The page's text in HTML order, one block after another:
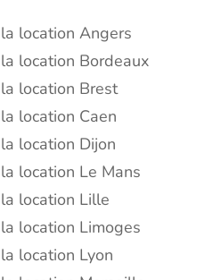
location Angers
location Bordeaux
location Brest
location Caen
location Dijon
location Le Mans
location Lille
location Limoges
location Lyon